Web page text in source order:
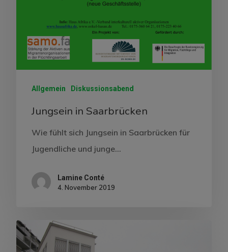
Allgemein Diskussionsabend
Jungsein in Saarbrücken
Wie fühlt sich Jungsein in Saarbrücken für
Jugendliche und junge…
Lamine Conté
4. November 2019